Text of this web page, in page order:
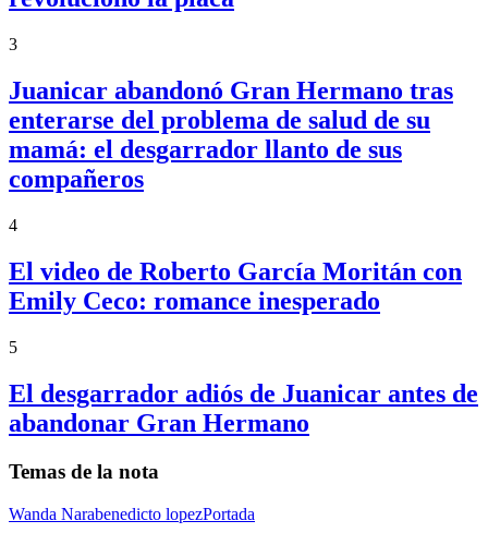
3
Juanicar abandonó Gran Hermano tras
enterarse del problema de salud de su
mamá: el desgarrador llanto de sus
compañeros
4
El video de Roberto García Moritán con
Emily Ceco: romance inesperado
5
El desgarrador adiós de Juanicar antes de
abandonar Gran Hermano
Temas de la nota
Wanda Narabenedicto lopezPortada